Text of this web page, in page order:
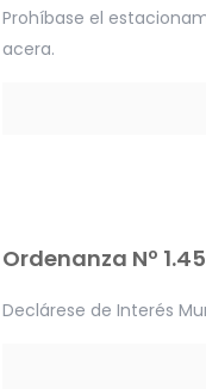
Prohíbase el
acera.
Ordenanza Nº
Declárese de Interés